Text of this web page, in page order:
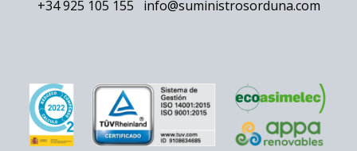
+34 925 105 155
info@suministrosorduna.com